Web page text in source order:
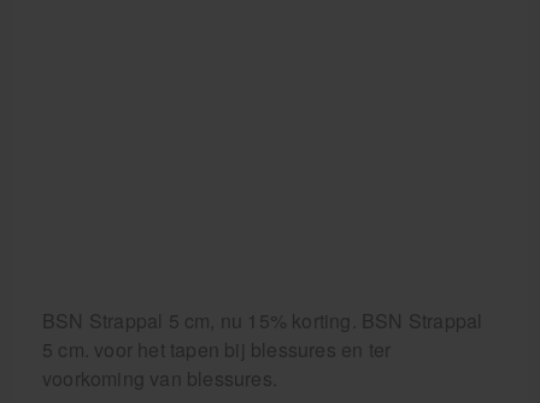
BSN Strappal 5 cm, nu 15% korting. BSN Strappal
5 cm. voor het tapen bij blessures en ter
voorkoming van blessures.